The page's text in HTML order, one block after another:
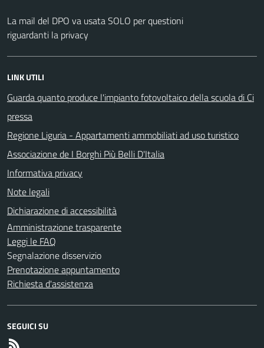
La mail del DPO va usata SOLO per questioni
riguardanti la privacy
LINK UTILI
Guarda quanto produce l'impianto fotovoltaico della scuola di Ci
pressa
Regione Liguria - Appartamenti ammobiliati ad uso turistico
Associazione de I Borghi Più Belli D'Italia
Informativa privacy
Note legali
Dichiarazione di accessibilità
Amministrazione trasparente
Leggi le FAQ
Segnalazione disservizio
Prenotazione appuntamento
Richiesta d'assistenza
SEGUICI SU